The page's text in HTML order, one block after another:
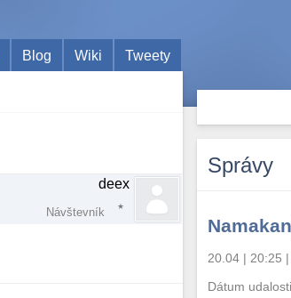
Blog Wiki Tweety
deex
Návštevník
Správy
20.04 | 20:25 |
Dátum